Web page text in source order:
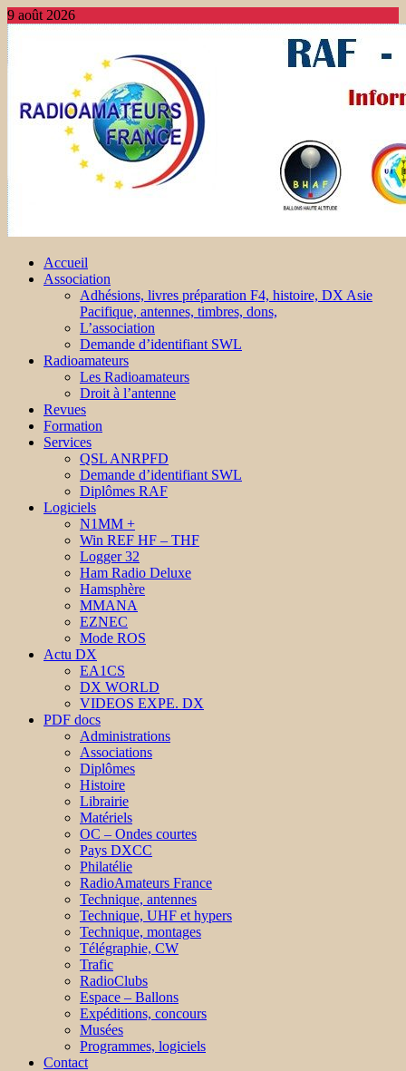
9 août 2026
Accueil
Association
Adhésions, livres préparation F4, histoire, DX Asie
Pacifique, antennes, timbres, dons,
L’association
Demande d’identifiant SWL
Radioamateurs
Les Radioamateurs
Droit à l’antenne
Revues
Formation
Services
QSL ANRPFD
Demande d’identifiant SWL
Diplômes RAF
Logiciels
N1MM +
Win REF HF – THF
Logger 32
Ham Radio Deluxe
Hamsphère
MMANA
EZNEC
Mode ROS
Actu DX
EA1CS
DX WORLD
VIDEOS EXPE. DX
PDF docs
Administrations
Associations
Diplômes
Histoire
Librairie
Matériels
OC – Ondes courtes
Pays DXCC
Philatélie
RadioAmateurs France
Technique, antennes
Technique, UHF et hypers
Technique, montages
Télégraphie, CW
Trafic
RadioClubs
Espace – Ballons
Expéditions, concours
Musées
Programmes, logiciels
Contact